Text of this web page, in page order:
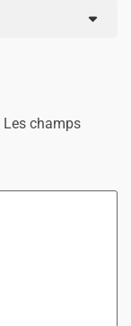
Les champs